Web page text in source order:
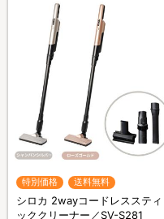
特別価格 送料無料
シロカ 2wayコードレススティ
ッククリーナー／SV-S281